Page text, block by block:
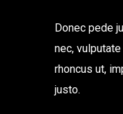
Donec pede
nec,
rhoncus ut,
justo.